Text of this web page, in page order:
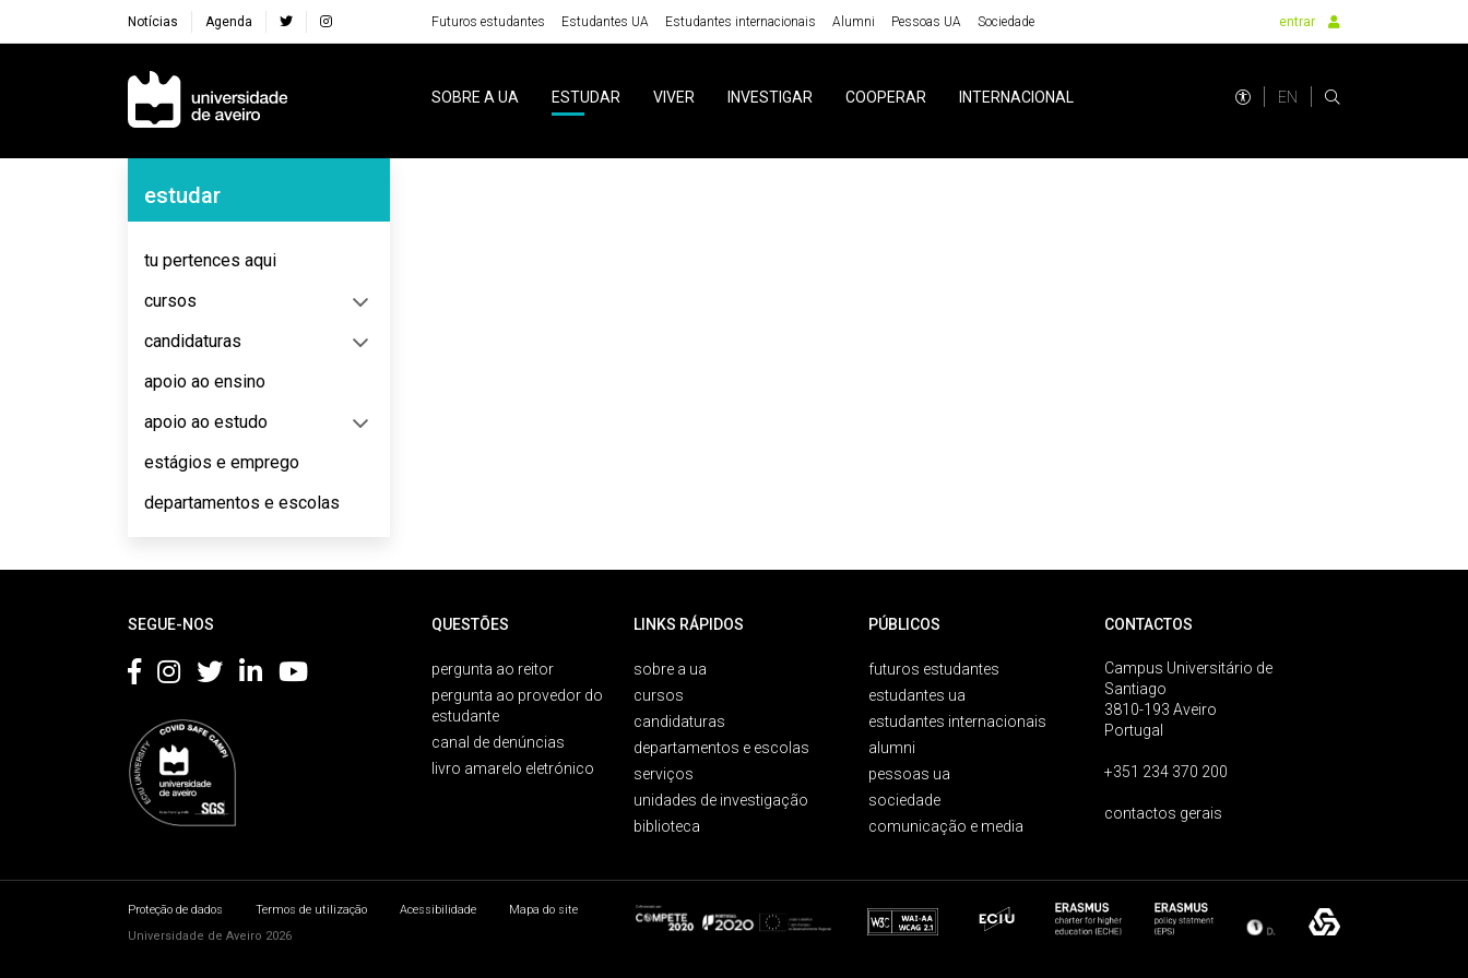
Notícias Agenda Futuros estudantes Estudantes UA Estudantes internacionais Alumni Pessoas UA Sociedade entrar
Navegação Principal
SOBRE A UA ESTUDAR VIVER INVESTIGAR COOPERAR INTERNACIONAL EN
Navegação Lateral
estudar
tu pertences aqui
cursos
candidaturas
apoio ao ensino
apoio ao estudo
estágios e emprego
departamentos e escolas
SEGUE-NOS QUESTÕES
pergunta ao reitor
pergunta ao provedor do
estudante
canal de denúncias
livro amarelo eletrónico
LINKS RÁPIDOS
sobre a ua
cursos
candidaturas
departamentos e escolas
serviços
unidades de investigação
biblioteca
PÚBLICOS
futuros estudantes
estudantes ua
estudantes internacionais
alumni
pessoas ua
sociedade
comunicação e media
CONTACTOS
Campus Universitário de
Santiago
3810-193 Aveiro
Portugal
+351 234 370 200
contactos gerais
Proteção de dados Termos de utilização Acessibilidade
Mapa do site
Universidade de Aveiro 2026